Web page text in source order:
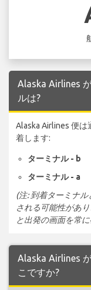
Alaska Airlines
ルは?
Alaska Airlines 便は
着します:
ターミナル - b
ターミナル - a
(注: 到着ターミナ
される可能性があ
と出発の画面を常
Alaska Airlines
こですか?